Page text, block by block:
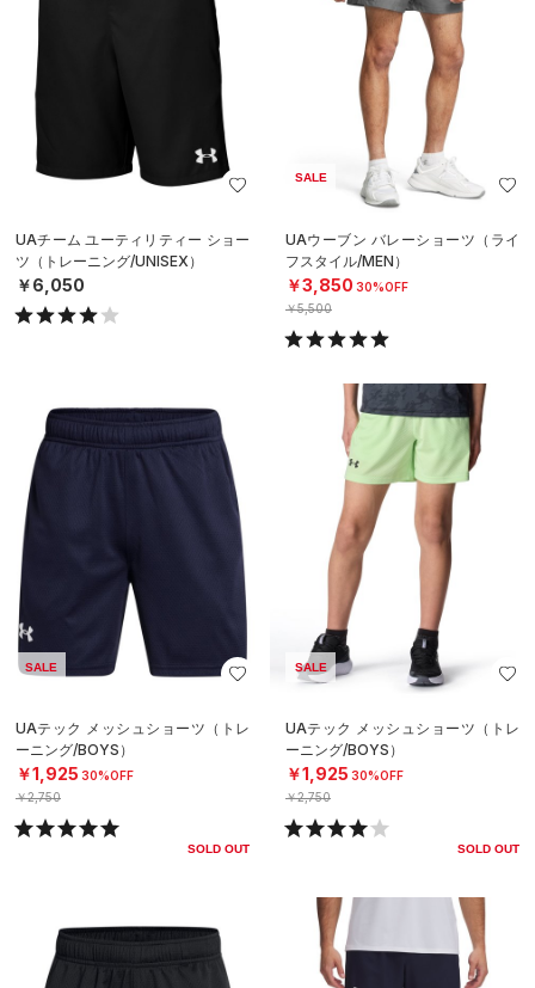
UAチーム ユーティリティー ショー
ツ（トレーニング/UNISEX）
￥6,050
SALE
UAウーブン バレーショーツ（ライ
フスタイル/MEN）
￥3,850 30%OFF
￥5,500
SALE
UAテック メッシュショーツ（トレ
ーニング/BOYS）
￥1,925 30%OFF
￥2,750
SOLD OUT
SALE
UAテック メッシュショーツ（トレ
ーニング/BOYS）
￥1,925 30%OFF
￥2,750
SOLD OUT